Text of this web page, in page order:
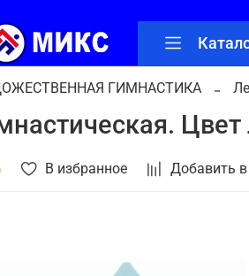
ГИМНАСТИКА
В избранное Добавить